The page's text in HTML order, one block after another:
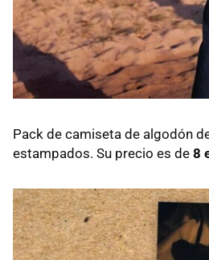
Pack de camiseta de algodón
estampados. Su precio es de 8